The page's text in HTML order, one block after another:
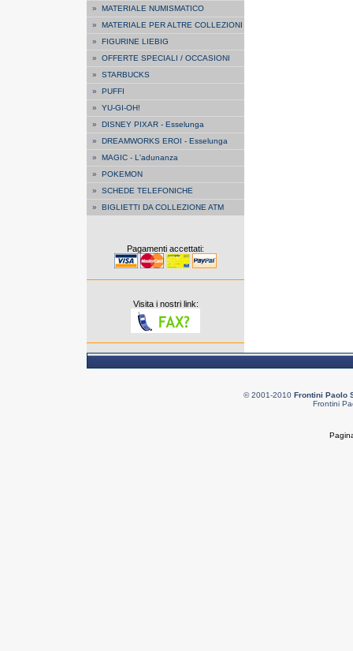
» MATERIALE NUMISMATICO
» MATERIALE PER ALTRE COLLEZIONI
» FIGURINE LIEBIG
» OFFERTE SPECIALI / OCCASIONI
» STARBUCKS
» PUFFI
» YU-GI-OH!
» DISNEY PIXAR - Esselunga
» DREAMWORKS EROI - Esselunga
» MAGIC - L'adunanza
» POKEMON
» SCHEDE TELEFONICHE
» BIGLIETTI DA COLLEZIONE ATM
Pagamenti accettati:
Visita i nostri link:
© 2001-2010 Frontini Paolo
Frontini